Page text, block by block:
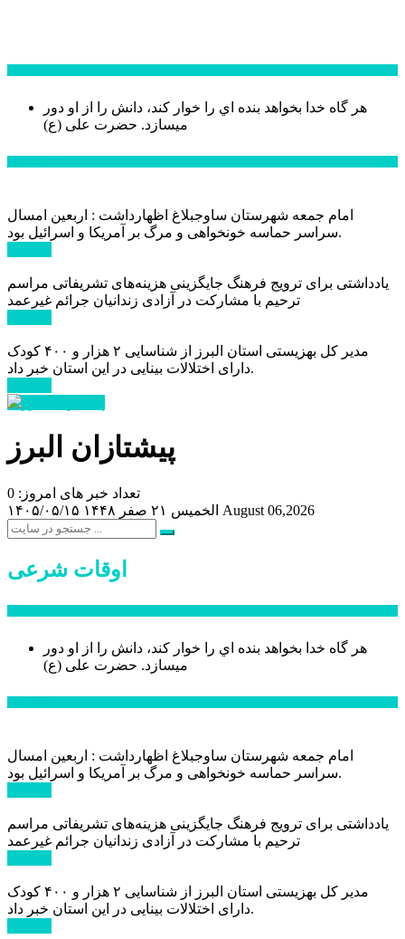
هر گاه خدا بخواهد بنده اي را خوار كند، دانش را از او دور
میسازد. حضرت علی (ع)
امام جمعه شهرستان ساوجبلاغ اظهارداشت : اربعین امسال
سراسر حماسه خونخواهی و مرگ بر آمریکا و اسرائیل بود.
یادداشتی برای ترویج فرهنگ جایگزینی هزینه‌های تشریفاتی مراسم
ترحیم با مشارکت در آزادی زندانیان جرائم غیرعمد
مدیر کل بهزیستی استان البرز از شناسایی ۲ هزار و ۴۰۰ کودک
دارای اختلالات بینایی در این استان خبر داد.
پیشتازان البرز
تعداد خبر های امروز: 0
۱۴۰۵/۰۵/۱۵
الخميس ۲۱ صفر ۱۴۴۸ August 06,2026
اوقات شرعی
هر گاه خدا بخواهد بنده اي را خوار كند، دانش را از او دور
میسازد. حضرت علی (ع)
امام جمعه شهرستان ساوجبلاغ اظهارداشت : اربعین امسال
سراسر حماسه خونخواهی و مرگ بر آمریکا و اسرائیل بود.
یادداشتی برای ترویج فرهنگ جایگزینی هزینه‌های تشریفاتی مراسم
ترحیم با مشارکت در آزادی زندانیان جرائم غیرعمد
مدیر کل بهزیستی استان البرز از شناسایی ۲ هزار و ۴۰۰ کودک
دارای اختلالات بینایی در این استان خبر داد.